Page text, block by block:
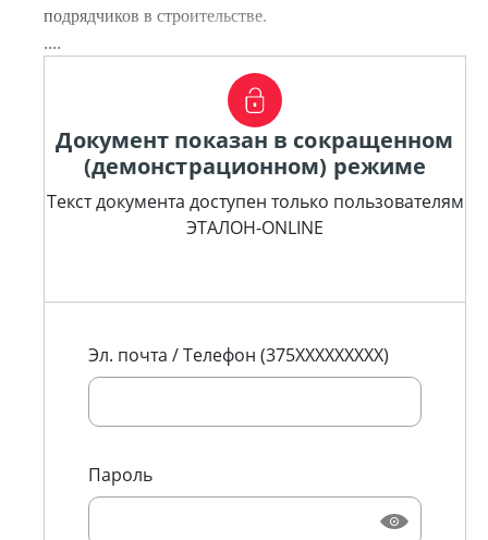
подрядчиков в строительстве.
....
Документ показан в сокращенном
(демонстрационном) режиме
Текст документа доступен только пользователям
ЭТАЛОН-ONLINE
Эл. почта / Телефон (375XXXXXXXXX)
Пароль